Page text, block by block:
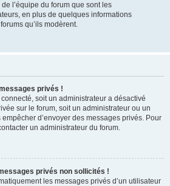
l’équipe du forum que sont les
en plus de quelques informations
qu’ils modèrent.
privés !
soit un administrateur a désactivé
sur le forum, soit un administrateur ou un
d’envoyer des messages privés. Pour
un administrateur du forum.
privés non sollicités !
les messages privés d’un utilisateur